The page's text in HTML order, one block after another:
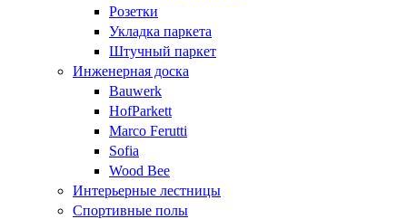
Розетки
Укладка паркета
Штучный паркет
Инженерная доска
Bauwerk
HofParkett
Marco Ferutti
Sofia
Wood Bee
Интерьерные лестницы
Спортивные полы